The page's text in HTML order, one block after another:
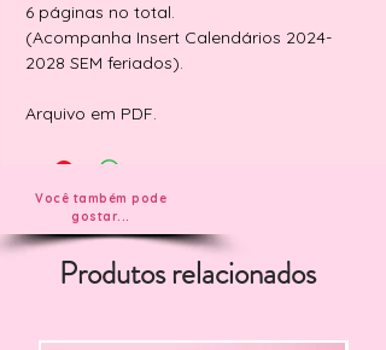
6 páginas no total.
(Acompanha Insert Calendários 2024-
2028 SEM feriados).
Arquivo em PDF.
Você também pode
gostar...
Produtos relacionados